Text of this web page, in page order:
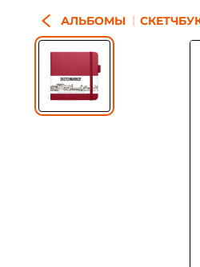
АЛЬБОМЫ